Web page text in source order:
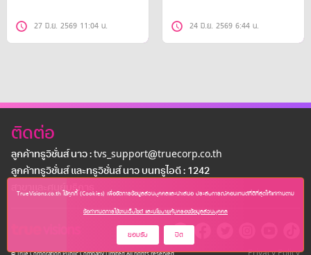
27 มิ.ย. 2569 11:04 น. 24 มิ.ย. 2569 6:44 น.
ติดต่อ
ลูกค้าทรูวิชั่นส์ นาว : tvs_support@truecorp.co.th
ลูกค้าทรูวิชั่นส์ และทรูวิชั่นส์ นาว บนทรูไอดี : 1242
สาขาเเละศูนย์บริการ
TrueVisions.co.th ใช้คุกกี้ (Cookies) เพื่อจัดการข้อมูลส่วนบุคคลและนำเสนอ ประสบการณ์คอนเทนต์ที่ดีที่สุดให้แก่ท่านตาม
ข้อกำหนดการใช้งานเว็บไซต์ และนโยบายคุ้มครองข้อมูลส่วนบุคคล
ยอมรับ ปิด